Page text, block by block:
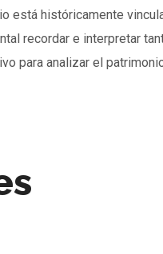
está históricamente
recordar e interpretar
para analizar el